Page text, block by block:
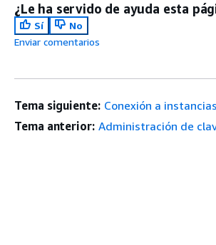
¿Le ha servido de ayuda esta
Sí
No
Enviar comentarios
Tema siguiente: Conexión a
Tema anterior: Administración de